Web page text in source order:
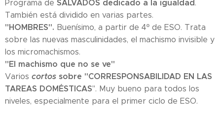
Programa de SALVADOS dedicado a la igualdad .
También está dividido en varias partes.
"HOMBRES". Buenísimo, a partir de 4º de ESO. Trata
sobre las nuevas masculinidades, el machismo invisible y
los micromachismos.
"El machismo que no se ve"
Varios cortos sobre "CORRESPONSABILIDAD EN LAS
TAREAS DOMÉSTICAS". Muy bueno para todos los
niveles, especialmente para el primer ciclo de ESO.